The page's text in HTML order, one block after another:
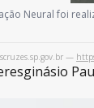
Neural foi
—
ginásio